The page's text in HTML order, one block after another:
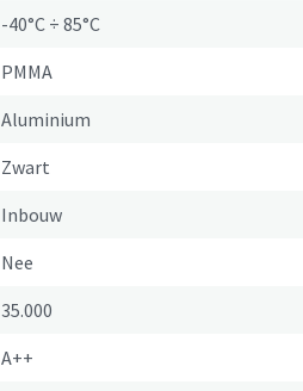
-40°C ÷ 85°C
PMMA
Aluminium
Zwart
Inbouw
Nee
35.000
A++